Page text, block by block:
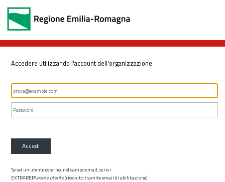
Accedere utilizzando l'account dell'organizzazione
Accedi
Se sei un utente esterno, nel campo email, scrivi
EXTRARER\nome utente(ricevuto tramite email di abilitazione)